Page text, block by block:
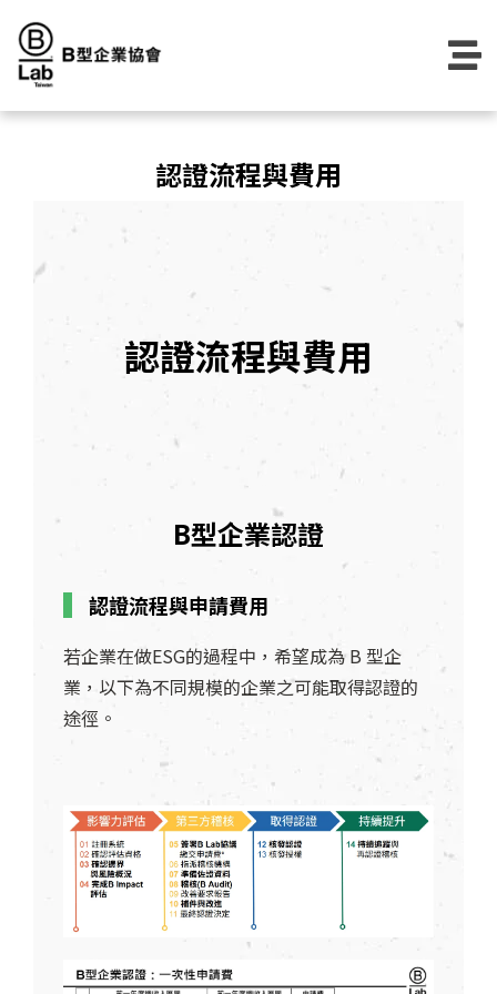
content
認證流程與費用
認證流程與費用
B型企業認證
認證流程與申請費用
若企業在做ESG的過程中，希望成為 B 型企
業，以下為不同規模的企業之可能取得認證的
途徑。